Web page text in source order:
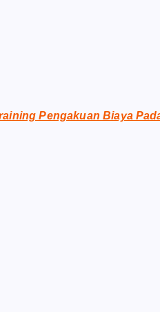
Pengakuan Biaya